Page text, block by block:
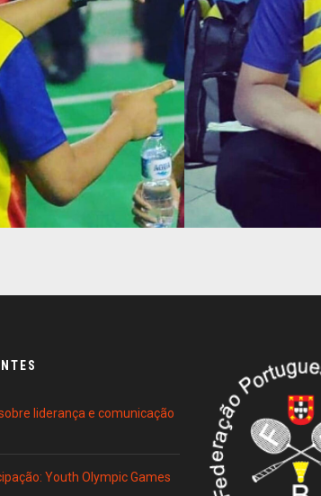
liderança e comunicação
Youth Olympic Games